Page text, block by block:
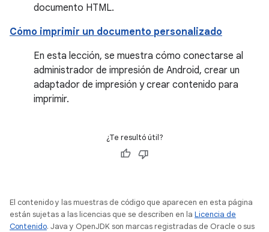
documento HTML.
Cómo imprimir un documento personalizado
En esta lección, se muestra cómo conectarse al
administrador de impresión de Android, crear un
adaptador de impresión y crear contenido para
imprimir.
¿Te resultó útil?
El contenido y las muestras de código que aparecen en esta página
están sujetas a las licencias que se describen en la Licencia de
Contenido. Java y OpenJDK son marcas registradas de Oracle o sus